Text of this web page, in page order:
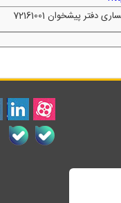
پیشخوان 72161001